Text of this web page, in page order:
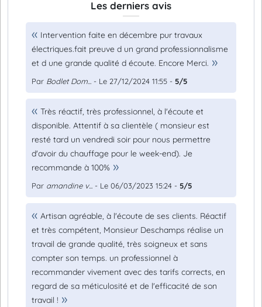
Les derniers avis
Intervention faite en décembre pur travaux
électriques.fait preuve d un grand professionnalisme
et d une grande qualité d écoute. Encore Merci.
Par Bodlet Dom... - Le 27/12/2024 11:55 - 5/5
Très réactif, très professionnel, à l'écoute et
disponible. Attentif à sa clientèle ( monsieur est
resté tard un vendredi soir pour nous permettre
d'avoir du chauffage pour le week-end). Je
recommande à 100%
Par amandine v... - Le 06/03/2023 15:24 - 5/5
Artisan agréable, à l'écoute de ses clients. Réactif
et très compétent, Monsieur Deschamps réalise un
travail de grande qualité, très soigneux et sans
compter son temps. un professionnel à
recommander vivement avec des tarifs corrects, en
regard de sa méticulosité et de l'efficacité de son
travail !